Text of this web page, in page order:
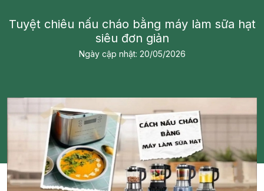
Tuyệt chiêu nấu cháo bằng máy làm sữa hạt
siêu đơn giản
Ngày cập nhật: 20/05/2026